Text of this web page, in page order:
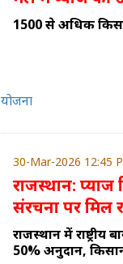
1500 से अधिक
योजना
30-Mar-2026 12:45
राजस्थान: प्याज
संरचना पर मिल
राजस्थान में
50% अनुदान,